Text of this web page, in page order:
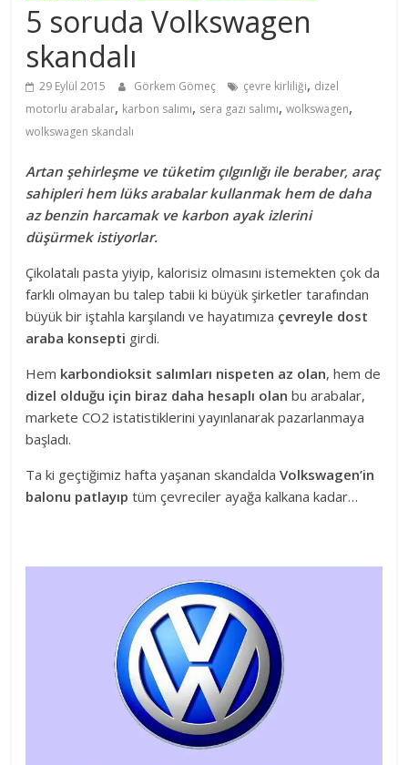
5 soruda Volkswagen
skandalı
29 Eylül 2015 Görkem Gömeç çevre kirliliği, dizel
motorlu arabalar, karbon salımı, sera gazı salımı,wolkswagen,
wolkswagen skandalı
Artan şehirleşme ve tüketim çılgınlığı ile beraber, araç
sahipleri hem lüks arabalar kullanmak hem de daha
az benzin harcamak ve karbon ayak izlerini
düşürmek istiyorlar.
Çikolatalı pasta yiyip, kalorisiz olmasını istemekten çok da
farklı olmayan bu talep tabii ki büyük şirketler tarafından
büyük bir iştahla karşılandı ve hayatımıza çevreyle dost
araba konsepti girdi.
Hem karbondioksit salımları nispeten az olan, hem de
dizel olduğu için biraz daha hesaplı olan bu arabalar,
markete CO2 istatistiklerini yayınlanarak pazarlanmaya
başladı.
Ta ki geçtiğimiz hafta yaşanan skandaldaVolkswagen’in
balonu patlayıp tüm çevreciler ayağa kalkana kadar…